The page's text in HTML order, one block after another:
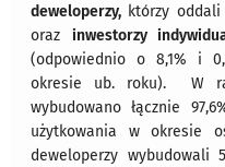
deweloperzy, którzy
oraz inwestorzy
(odpowiednio o 8,1% i
okresie ub. roku). W
wybudowano łącznie
użytkowania w okresie
deweloperzy wybudowali